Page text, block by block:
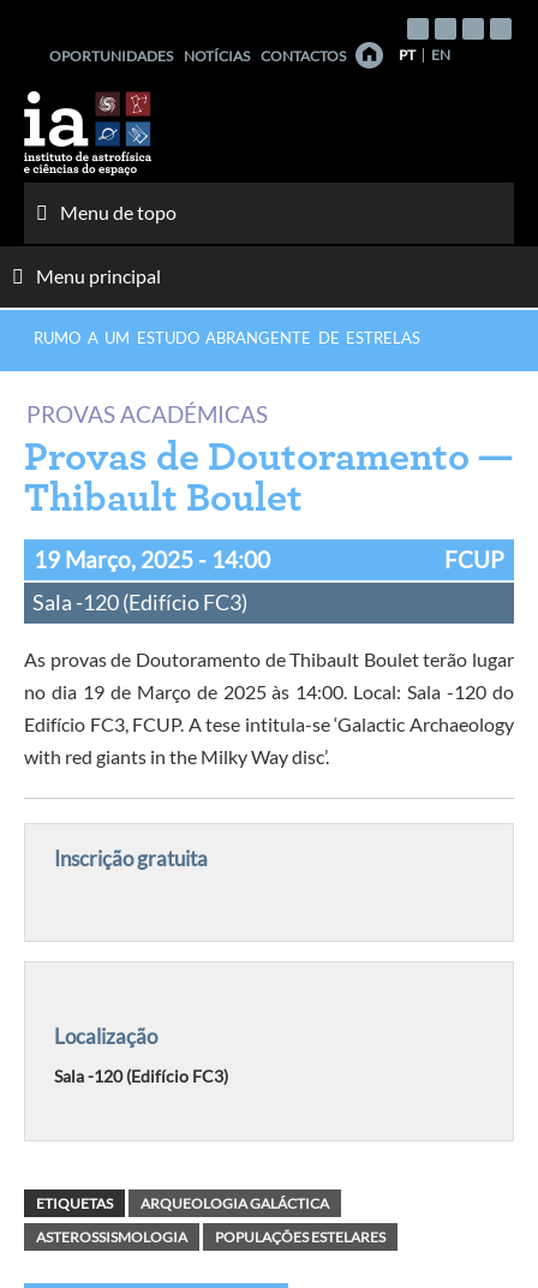
conteúdo
OPORTUNIDADES NOTÍCIAS CONTACTOS PT EN
Menu de topo
Menu principal
RUMO A UM ESTUDO ABRANGENTE DE ESTRELAS
PROVAS ACADÉMICAS
Provas de Doutoramento —
Thibault Boulet
19 Março, 2025 - 14:00 FCUP
Sala -120 (Edifício FC3)
As provas de Doutoramento de Thibault Boulet terão lugar
no dia 19 de Março de 2025 às 14:00. Local: Sala -120 do
Edifício FC3, FCUP. A tese intitula-se ‘Galactic Archaeology
with red giants in the Milky Way disc’.
Inscrição gratuita
Localização
Sala -120 (Edifício FC3)
ETIQUETAS
ARQUEOLOGIA GALÁCTICA
ASTEROSSISMOLOGIA
POPULAÇÕES ESTELARES